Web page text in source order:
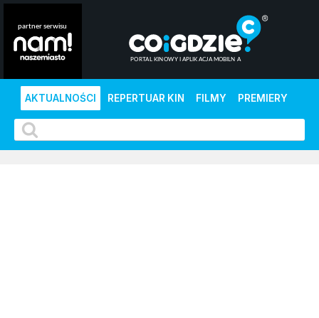
AKTUALNOŚCI REPERTUAR KIN FILMY PREMIERY